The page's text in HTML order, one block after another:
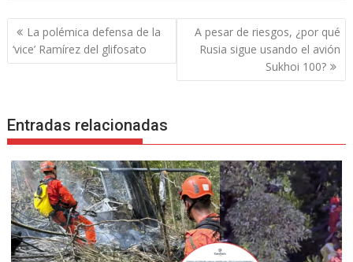
Navegación
de
entradas
La polémica defensa de la
‘vice’ Ramírez del glifosato
A pesar de riesgos, ¿por qué
Rusia sigue usando el avión
Sukhoi 100?
Entradas relacionadas